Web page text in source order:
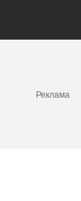
Реклама